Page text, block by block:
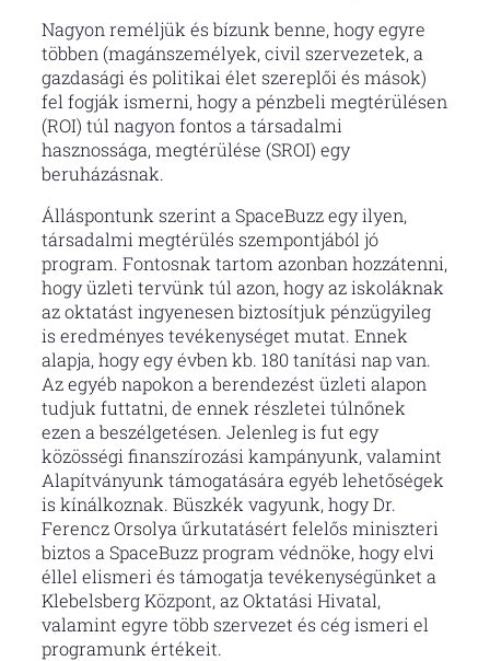
Nagyon reméljük és bízunk benne, hogy egyre
többen (magánszemélyek, civil szervezetek, a
gazdasági és politikai élet szereplői és mások)
fel fogják ismerni, hogy a pénzbeli megtérülésen
(ROI) túl nagyon fontos a társadalmi
hasznossága, megtérülése (SROI) egy
beruházásnak.
Álláspontunk szerint a SpaceBuzz egy ilyen,
társadalmi megtérülés szempontjából jó
program. Fontosnak tartom azonban hozzátenni,
hogy üzleti tervünk túl azon, hogy az iskoláknak
az oktatást ingyenesen biztosítjuk pénzügyileg
is eredményes tevékenységet mutat. Ennek
alapja, hogy egy évben kb. 180 tanítási nap van.
Az egyéb napokon a berendezést üzleti alapon
tudjuk futtatni, de ennek részletei túlnőnek
ezen a beszélgetésen. Jelenleg is fut egy
közösségi finanszírozási kampányunk, valamint
Alapítványunk támogatására egyéb lehetőségek
is kínálkoznak. Büszkék vagyunk, hogy Dr.
Ferencz Orsolya űrkutatásért felelős miniszteri
biztos a SpaceBuzz program védnöke, hogy elvi
éllel elismeri és támogatja tevékenységünket a
Klebelsberg Központ, az Oktatási Hivatal,
valamint egyre több szervezet és cég ismeri el
programunk értékeit.